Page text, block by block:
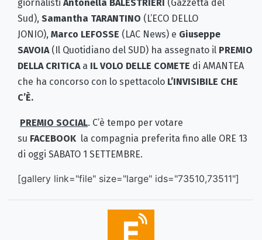
giornalisti Antonella BALESTRIERI (Gazzetta del
Sud), Samantha TARANTINO (L’ECO DELLO
JONIO), Marco LEFOSSE (LAC News) e Giuseppe
SAVOIA(Il Quotidiano del SUD) ha assegnato il PREMIO
DELLA CRITICAa IL VOLO DELLE COMETE di AMANTEA
che ha concorso con lo spettacolo L’INVISIBILE CHE
C’È.
PREMIO SOCIAL. C’è tempo per votare
su FACEBOOK la compagnia preferita fino alle ORE 13
di oggi SABATO 1 SETTEMBRE.
[gallery link="file" size="large" ids="73510,73511"]